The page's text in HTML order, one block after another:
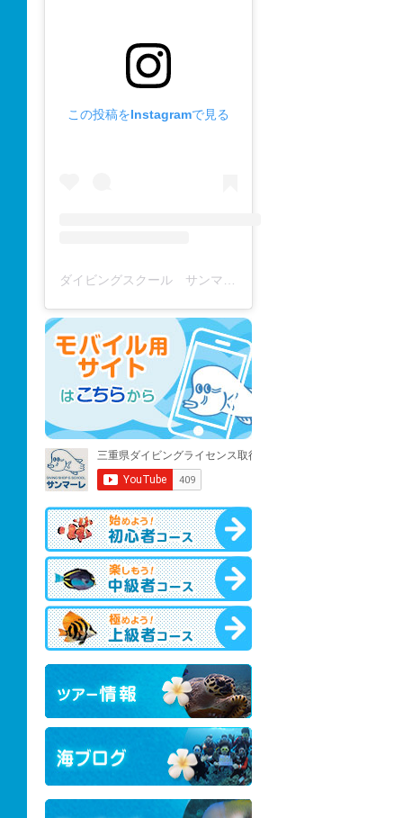
この投稿をInstagramで見る
ダイビングスクール サンマーレ / diving school(@diving_school_sanmare)がシェアした投稿